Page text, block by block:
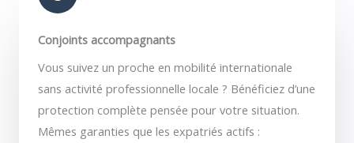
Conjoints accompagnants
Vous suivez un proche en mobilité internationale
sans activité professionnelle locale ? Bénéficiez d’une
protection complète pensée pour votre situation.
Mêmes garanties que les expatriés actifs :